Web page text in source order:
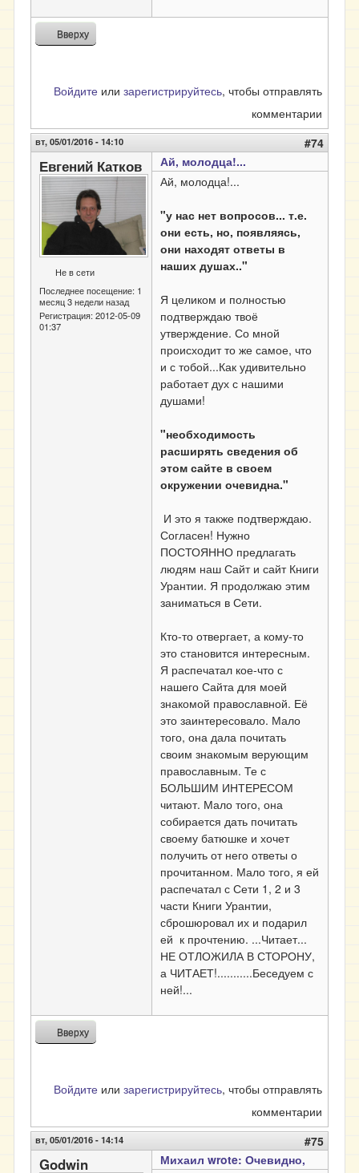
Вверху
Войдите или зарегистрируйтесь, чтобы отправлять
комментарии
вт, 05/01/2016 - 14:10 #74
Евгений Катков
Не в сети
Последнее посещение: 1
месяц 3 недели назад
Регистрация:2012-05-09
01:37
Ай, молодца!...
Ай, молодца!...
"у нас нет вопросов... т.е.
они есть, но, появляясь,
они находят ответы в
наших душах.."
Я целиком и полностью
подтверждаю твоё
утверждение. Со мной
происходит то же самое, что
и с тобой...Как удивительно
работает дух с нашими
душами!
"необходимость
расширять сведения об
этом сайте в своем
окружении очевидна."
И это я также подтверждаю.
Согласен! Нужно
ПОСТОЯННО предлагать
людям наш Сайт и сайт Книги
Урантии. Я продолжаю этим
заниматься в Сети.
Кто-то отвергает, а кому-то
это становится интересным.
Я распечатал кое-что с
нашего Сайта для моей
знакомой православной. Её
это заинтересовало. Мало
того, она дала почитать
своим знакомым верующим
православным. Те с
БОЛЬШИМ ИНТЕРЕСОМ
читают. Мало того, она
собирается дать почитать
своему батюшке и хочет
получить от него ответы о
прочитанном. Мало того, я ей
распечатал с Сети 1, 2 и 3
части Книги Урантии,
сброшюровал их и подарил
ей к прочтению. ...Читает...
НЕ ОТЛОЖИЛА В СТОРОНУ,
а ЧИТАЕТ!...........Беседуем с
ней!...
Вверху
Войдите или зарегистрируйтесь, чтобы отправлять
комментарии
вт, 05/01/2016 - 14:14 #75
Godwin
Михаил wrote: Очевидно,